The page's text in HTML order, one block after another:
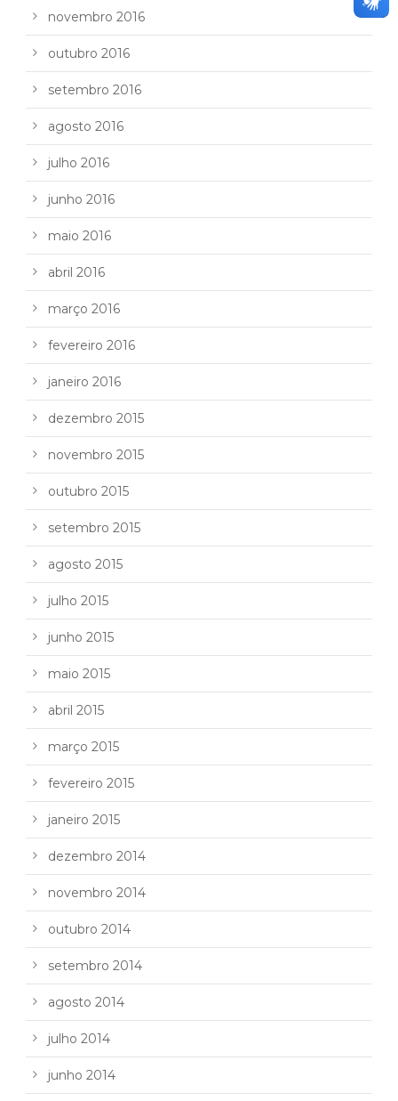
novembro 2016
outubro 2016
setembro 2016
agosto 2016
julho 2016
junho 2016
maio 2016
abril 2016
março 2016
fevereiro 2016
janeiro 2016
dezembro 2015
novembro 2015
outubro 2015
setembro 2015
agosto 2015
julho 2015
junho 2015
maio 2015
abril 2015
março 2015
fevereiro 2015
janeiro 2015
dezembro 2014
novembro 2014
outubro 2014
setembro 2014
agosto 2014
julho 2014
junho 2014